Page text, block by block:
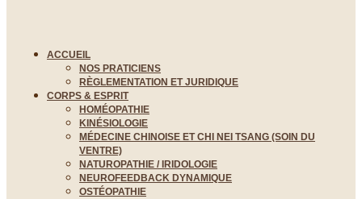
ACCUEIL
NOS PRATICIENS
RÈGLEMENTATION ET JURIDIQUE
CORPS & ESPRIT
HOMÉOPATHIE
KINÉSIOLOGIE
MÉDECINE CHINOISE ET CHI NEI TSANG (SOIN DU
VENTRE)
NATUROPATHIE / IRIDOLOGIE
NEUROFEEDBACK DYNAMIQUE
OSTÉOPATHIE